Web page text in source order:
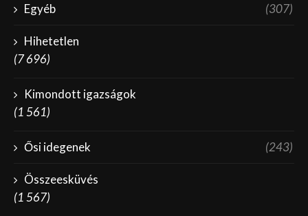
Egyéb (307)
Hihetetlen
(7 696)
Kimondott igazságok
(1 561)
Ősi idegenek (243)
Összeesküvés
(1 567)